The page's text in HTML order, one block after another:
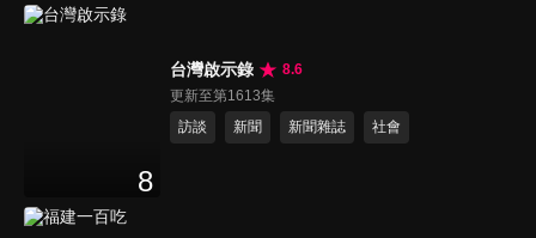
8
台灣啟示錄
8.6
更新至第1613集
訪談
新聞 新聞雜誌 社會